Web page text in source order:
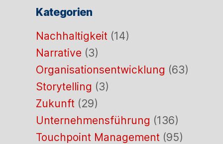
Kategorien
Nachhaltigkeit (14)
Narrative (3)
Organisationsentwicklung (63)
Storytelling (3)
Zukunft (29)
Unternehmensführung (136)
Touchpoint Management (95)